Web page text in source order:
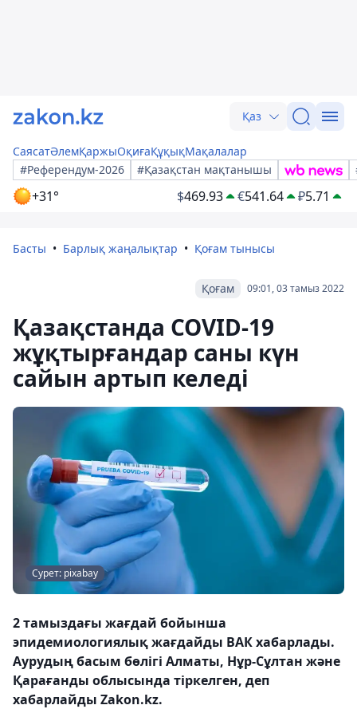
Қаз
СаясатӘлемҚаржыОқиғаҚұқықМақалалар
#Референдум-2026
#Қазақстан мақтанышы
+31° $469.93 €541.64 ₽5.71
Басты Барлық жаңалықтар Қоғам тынысы
09:01, 03 тамыз 2022
Қоғам
Қазақстанда COVID-19
жұқтырғандар саны күн
сайын артып келеді
Сурет: pixabay
2 тамыздағы жағдай бойынша
эпидемиологиялық жағдайды ВАК хабарлады.
Аурудың басым бөлігі Алматы, Нұр-Сұлтан және
Қарағанды ​​облысында тіркелген, деп
хабарлайды Zakon.kz.